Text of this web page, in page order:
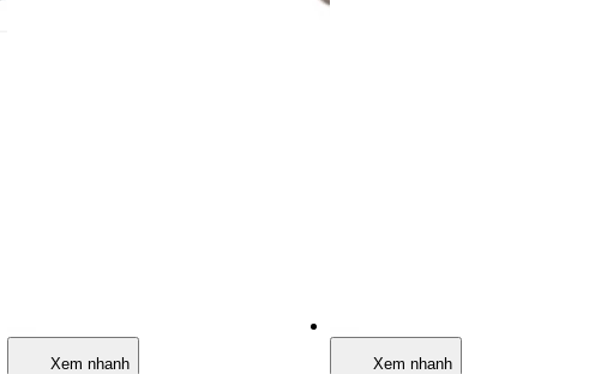
Xem nhanh Xem nhanh